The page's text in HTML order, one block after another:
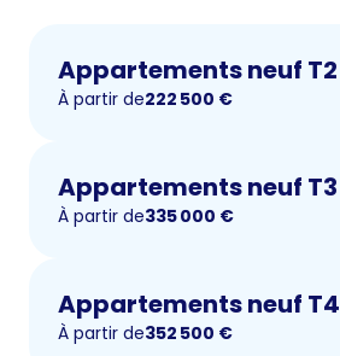
Appartements neuf T2
À partir de222 500 €
Appartements neuf T3
À partir de335 000 €
Appartements neuf T4
À partir de352 500 €